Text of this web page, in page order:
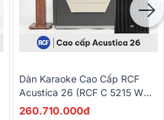
Dàn Karaoke Cao Cấp RCF
Acustica 26 (RCF C 5215 W
MK3, RCF QPS 10K, RCF S
260.710.000đ